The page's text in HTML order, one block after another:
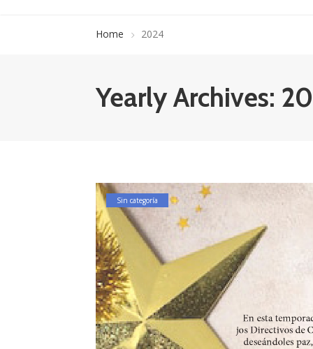
Home 2024
Yearly Archives:
Sin categoría